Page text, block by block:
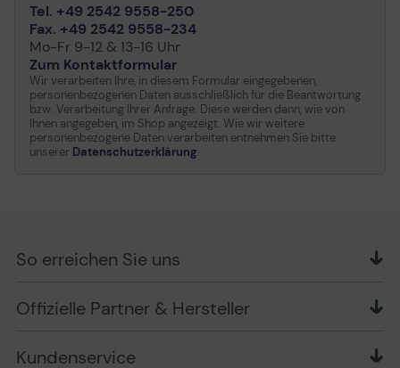
Tel. +49 2542 9558-250
Fax. +49 2542 9558-234
Mo-Fr 9-12 & 13-16 Uhr
Zum Kontaktformular
Wir verarbeiten Ihre, in diesem Formular eingegebenen,
personenbezogenen Daten ausschließlich für die Beantwortung
bzw. Verarbeitung Ihrer Anfrage. Diese werden dann, wie von
Ihnen angegeben, im Shop angezeigt. Wie wir weitere
personenbezogene Daten verarbeiten entnehmen Sie bitte
unserer Datenschutzerklärung.
Offizielle Partner & Hersteller
Kundenservice
So erreichen Sie uns
Schlesierring 35
Telefon: +49 (0) 2542 / 9558250